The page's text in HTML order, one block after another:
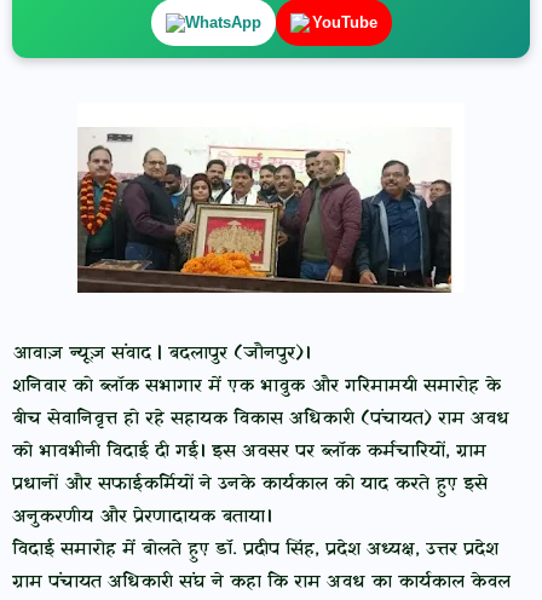
WhatsApp YouTube
आवाज़ न्यूज़ संवाद | बदलापुर (जौनपुर)।
शनिवार को ब्लॉक सभागार में एक भावुक और गरिमामयी समारोह के
बीच सेवानिवृत्त हो रहे सहायक विकास अधिकारी (पंचायत) राम अवध
को भावभीनी विदाई दी गई। इस अवसर पर ब्लॉक कर्मचारियों, ग्राम
प्रधानों और सफाईकर्मियों ने उनके कार्यकाल को याद करते हुए इसे
अनुकरणीय और प्रेरणादायक बताया।
विदाई समारोह में बोलते हुए डॉ. प्रदीप सिंह, प्रदेश अध्यक्ष, उत्तर प्रदेश
ग्राम पंचायत अधिकारी संघ ने कहा कि राम अवध का कार्यकाल केवल